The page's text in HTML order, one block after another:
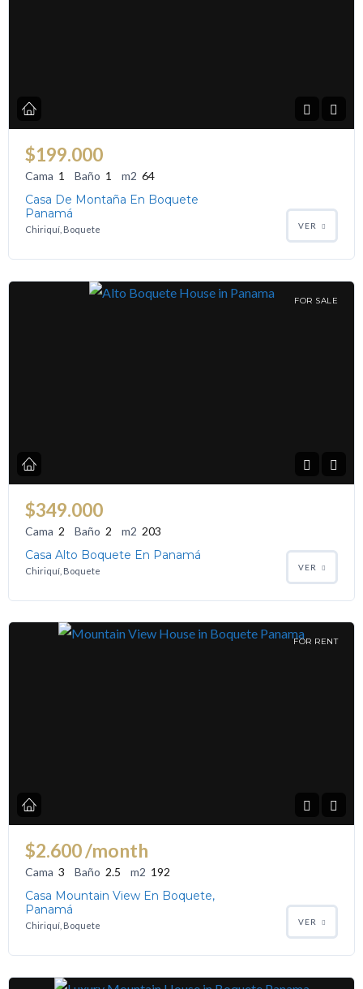
$199.000
Cama 1 Baño 1 m2 64
Casa De Montaña En Boquete
Panamá
Chiriquí, Boquete VER
FOR SALE
$349.000
Cama 2 Baño 2 m2 203
Casa Alto Boquete En Panamá
Chiriquí, Boquete VER
FOR RENT
$2.600/month
Cama 3 Baño 2.5 m2 192
Casa Mountain View En Boquete,
Panamá
Chiriquí, Boquete VER